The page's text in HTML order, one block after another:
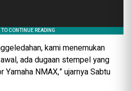
kami menemukan
ada dugaan stempel yang
NMAX,” ujarnya Sabtu